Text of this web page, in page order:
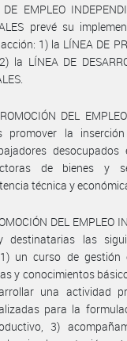
EMPLEO
prevé su
1) la LÍNEA DE
la LÍNEA DE
DEL
promover la
desocupados
de bienes y
técnica y
DEL EMPLEO
destinatarias las
un curso de gestión
y conocimientos
una actividad
para la
3)